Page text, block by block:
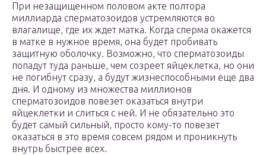
При незащищенном половом акте полтора
миллиарда сперматозоидов устремляются во
влагалище, где их ждет матка. Когда сперма окажется
в матке в нужное время, она будет пробивать
защитную оболочку. Возможно, что сперматозоиды
попадут туда раньше, чем созреет яйцеклетка, но они
не погибнут сразу, а будут жизнеспособными еще два
дня. И одному из множества миллионов
сперматозоидов повезет оказаться внутри
яйцеклетки и слиться с ней. И не обязательно это
будет самый сильный, просто кому-то повезет
оказаться в это время совсем рядом и проникнуть
внутрь быстрее всех.